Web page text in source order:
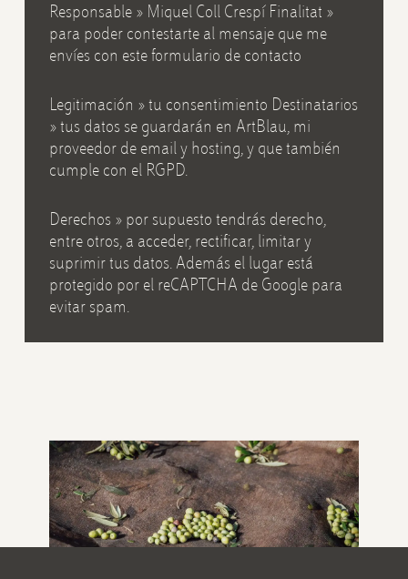
Responsable » Miquel Coll Crespí Finalitat »
para poder contestarte al mensaje que me
envíes con este formulario de contacto
Legitimación » tu consentimiento Destinatarios
» tus datos se guardarán en ArtBlau, mi
proveedor de email y hosting, y que también
cumple con el RGPD.
Derechos » por supuesto tendrás derecho,
entre otros, a acceder, rectificar, limitar y
suprimir tus datos. Además el lugar está
protegido por el reCAPTCHA de Google para
evitar spam.